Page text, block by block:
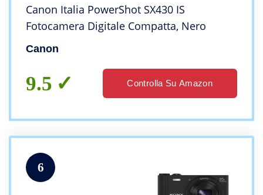
Canon Italia PowerShot SX430 IS
Fotocamera Digitale Compatta, Nero
Canon
9.5 Controlla Su Amazon
6